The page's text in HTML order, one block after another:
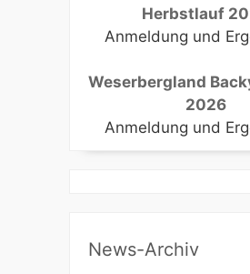
Herbstlauf
Anmeldung und
Weserbergland
2026
Anmeldung und
News-Archiv